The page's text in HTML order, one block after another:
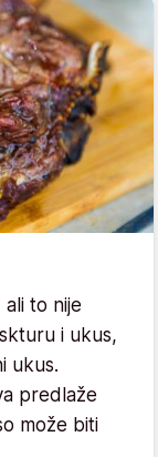
ali to nije
i ukus,
ukus.
predlaže
može biti